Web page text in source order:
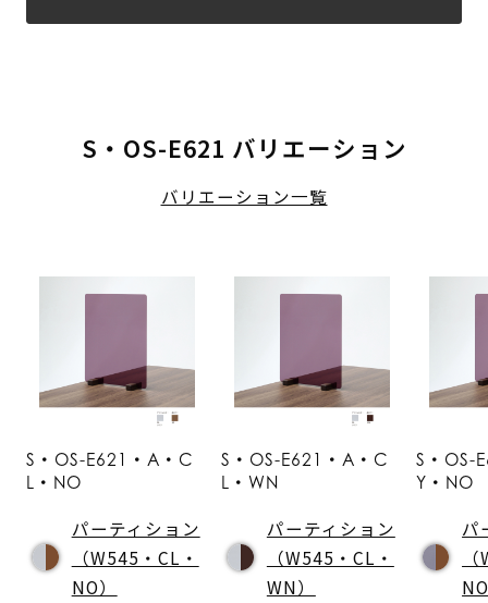
S・OS-E621 バリエーション
バリエーション一覧
S・OS-E621・A・C
L・NO
パーティション
（W545・CL・
NO）
S・OS-E621・A・C
L・WN
パーティション
（W545・CL・
WN）
S・OS-
Y・NO
パ